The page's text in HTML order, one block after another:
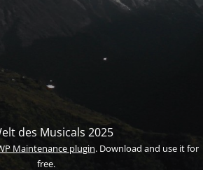
des Musicals 2025
Maintenance plugin. Download and use it for
free.